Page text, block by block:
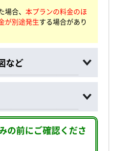
合、 本プランの料金のほ
が別途発生する場合があり
など
の前にご確認くださ